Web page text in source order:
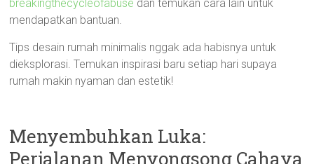
breakingthecycleofabuse dan temukan cara lain untuk
mendapatkan bantuan.
Tips desain rumah minimalis nggak ada habisnya untuk
dieksplorasi. Temukan inspirasi baru setiap hari supaya
rumah makin nyaman dan estetik!
Menyembuhkan Luka:
Perjalanan Menyongsong Cahaya